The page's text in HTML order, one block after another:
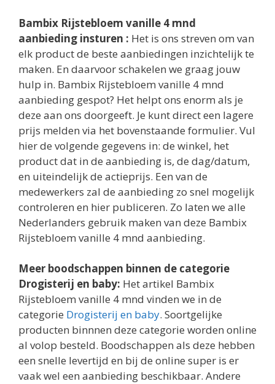
Bambix Rijstebloem vanille 4 mnd
aanbieding insturen : Het is ons streven om van
elk product de beste aanbiedingen inzichtelijk te
maken. En daarvoor schakelen we graag jouw
hulp in. Bambix Rijstebloem vanille 4 mnd
aanbieding gespot? Het helpt ons enorm als je
deze aan ons doorgeeft. Je kunt direct een lagere
prijs melden via het bovenstaande formulier. Vul
hier de volgende gegevens in: de winkel, het
product dat in de aanbieding is, de dag/datum,
en uiteindelijk de actieprijs. Een van de
medewerkers zal de aanbieding zo snel mogelijk
controleren en hier publiceren. Zo laten we alle
Nederlanders gebruik maken van deze Bambix
Rijstebloem vanille 4 mnd aanbieding.
Meer boodschappen binnen de categorie
Drogisterij en baby: Het artikel Bambix
Rijstebloem vanille 4 mnd vinden we in de
categorie Drogisterij en baby. Soortgelijke
producten binnnen deze categorie worden online
al volop besteld. Boodschappen als deze hebben
een snelle levertijd en bij de online super is er
vaak wel een aanbieding beschikbaar. Andere